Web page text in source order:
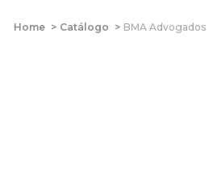
Home > Catálogo > BMA Advogados